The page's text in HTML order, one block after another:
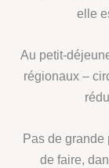
elle
Au petit-
régionaux –
Pas de
de faire,